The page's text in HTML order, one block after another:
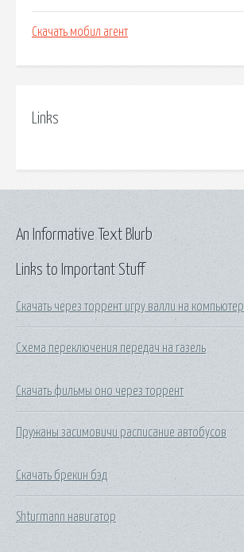
Скачать мобил агент
Links
Links to Important Stuff
Скачать через торрент игру валли на компьютер
Схема переключения передач на газель
Скачать фильмы оно через торрент
Пружаны засимовичи расписание автобусов
Скачать брекин бэд
Shturmann навигатор
An Informative Text Blurb